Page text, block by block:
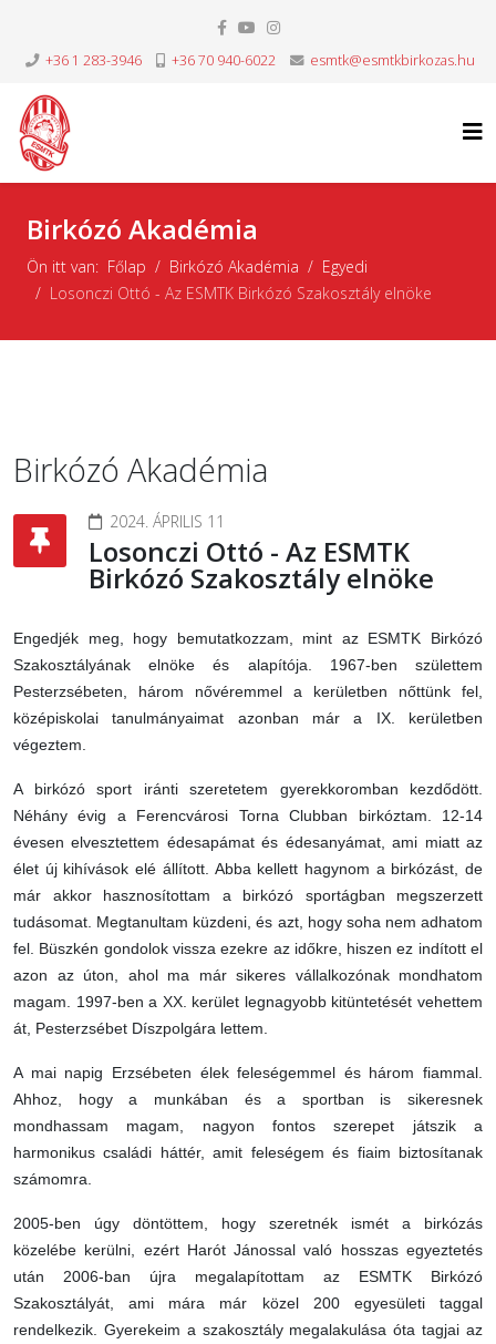
+36 1 283-3946 +36 70 940-6022 esmtk@esmtkbirkozas.hu
Birkózó Akadémia
Ön itt van: Főlap Birkózó Akadémia
Egyedi
Losonczi Ottó - Az ESMTK Birkózó Szakosztály elnöke
Birkózó Akadémia
2024. ÁPRILIS 11
Losonczi Ottó - Az ESMTK
Birkózó Szakosztály elnöke
Engedjék meg, hogy bemutatkozzam, mint az ESMTK Birkózó
Szakosztályának elnöke és alapítója. 1967-ben születtem
Pesterzsébeten, három nővéremmel a kerületben nőttünk fel,
középiskolai tanulmányaimat azonban már a IX. kerületben
végeztem.
A birkózó sport iránti szeretetem gyerekkoromban kezdődött.
Néhány évig a Ferencvárosi Torna Clubban birkóztam. 12-14
évesen elvesztettem édesapámat és édesanyámat, ami miatt az
élet új kihívások elé állított. Abba kellett hagynom a birkózást, de
már akkor hasznosítottam a birkózó sportágban megszerzett
tudásomat. Megtanultam küzdeni, és azt, hogy soha nem adhatom
fel. Büszkén gondolok vissza ezekre az időkre, hiszen ez indított el
azon az úton, ahol ma már sikeres vállalkozónak mondhatom
magam. 1997-ben a XX. kerület legnagyobb kitüntetését vehettem
át, Pesterzsébet Díszpolgára lettem.
A mai napig Erzsébeten élek feleségemmel és három fiammal.
Ahhoz, hogy a munkában és a sportban is sikeresnek
mondhassam magam, nagyon fontos szerepet játszik a
harmonikus családi háttér, amit feleségem és fiaim biztosítanak
számomra.
2005-ben úgy döntöttem, hogy szeretnék ismét a birkózás
közelébe kerülni, ezért Harót Jánossal való hosszas egyeztetés
után 2006-ban újra megalapítottam az ESMTK Birkózó
Szakosztályát, ami mára már közel 200 egyesületi taggal
rendelkezik. Gyerekeim a szakosztály megalakulása óta tagjai az